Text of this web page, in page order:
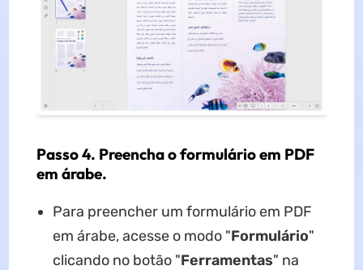
Passo 4. Preencha o formulário em PDF
em árabe.
Para preencher um formulário em PDF
em árabe, acesse o modo "Formulário"
clicando no botão "Ferramentas" na